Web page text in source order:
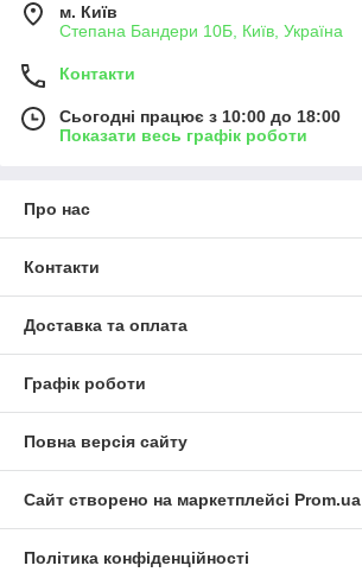
м. Київ
Степана Бандери 10Б, Київ, Україна
Контакти
Сьогодні працює з 10:00 до 18:00
Показати весь графік роботи
Про нас
Контакти
Доставка та оплата
Графік роботи
Повна версія сайту
Сайт створено на маркетплейсі Prom.ua
Політика конфіденційності